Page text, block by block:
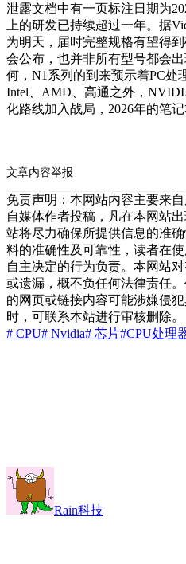
泄露文档中有一页标注日期为
上的研发已持续超过一年。据
为明天，届时完整规格有望得
会公布，也并非所有型号都会
何，N1系列的到来预示着PC
Intel、AMD、高通之外，
化路线加入战局，2026年的笔
文章内容举报
免责声明：本网站内容主要来
自媒体作者投稿，凡在本网站
站将尽力确保所提供信息的准
料的准确性及可靠性，读者在
自主决定的行为负责。本网站
或遗漏，概不负任何法律责任
的网页或链接内容可能涉嫌侵
时，可联系本站进行审核删除。
# CPU# Nvidia# 芯片#CPU处理
Rain科技